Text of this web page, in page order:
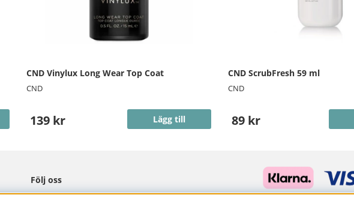
CND Vinylux Long Wear Top Coat
CND
139 kr Lägg till
CND ScrubFresh 59 ml
CND
89 kr
Följ oss